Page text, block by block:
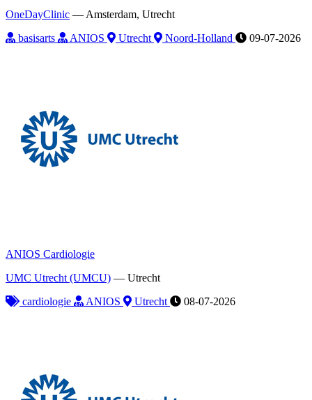
OneDayClinic — Amsterdam, Utrecht
basisarts
ANIOS Utrecht Noord-Holland 09-07-2026
ANIOS Cardiologie
UMC Utrecht (UMCU) — Utrecht
cardiologie
ANIOS Utrecht 08-07-2026